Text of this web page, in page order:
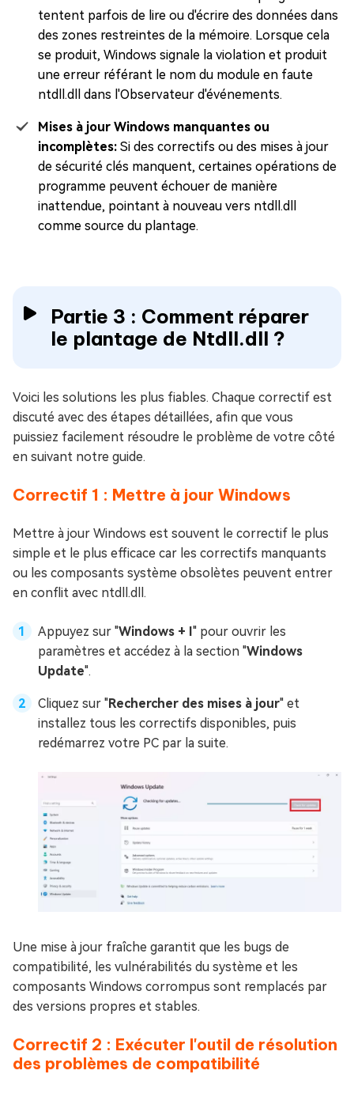
tentent parfois de lire ou d'écrire des données dans
des zones restreintes de la mémoire. Lorsque cela
se produit, Windows signale la violation et produit
une erreur référant le nom du module en faute
ntdll.dll dans l'Observateur d'événements.
Mises à jour Windows manquantes ou
incomplètes: Si des correctifs ou des mises à jour
de sécurité clés manquent, certaines opérations de
programme peuvent échouer de manière
inattendue, pointant à nouveau vers ntdll.dll
comme source du plantage.
Partie 3 : Comment réparer
le plantage de Ntdll.dll ?
Voici les solutions les plus fiables. Chaque correctif est
discuté avec des étapes détaillées, afin que vous
puissiez facilement résoudre le problème de votre côté
en suivant notre guide.
Correctif 1 : Mettre à jour Windows
Mettre à jour Windows est souvent le correctif le plus
simple et le plus efficace car les correctifs manquants
ou les composants système obsolètes peuvent entrer
en conflit avec ntdll.dll.
Appuyez sur "Windows + I " pour ouvrir les
paramètres et accédez à la section "Windows
Update".
Cliquez sur "Rechercher des mises à jour" et
installez tous les correctifs disponibles, puis
redémarrez votre PC par la suite.
Une mise à jour fraîche garantit que les bugs de
compatibilité, les vulnérabilités du système et les
composants Windows corrompus sont remplacés par
des versions propres et stables.
Correctif 2 : Exécuter l'outil de résolution
des problèmes de compatibilité